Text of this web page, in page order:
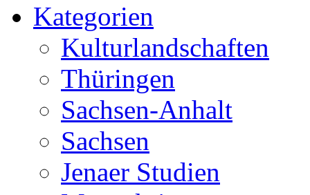
Kategorien
Kulturlandschaften
Thüringen
Sachsen-Anhalt
Sachsen
Jenaer Studien